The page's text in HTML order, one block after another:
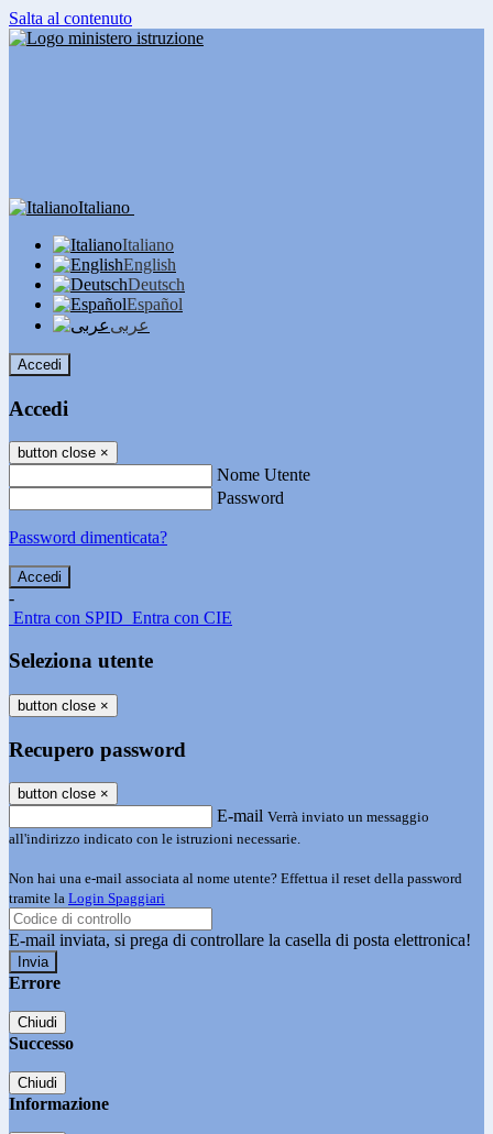
Salta al contenuto
Italiano
Italiano
English
Deutsch
Español
عربى
Accedi
Accedi
button close ×
Nome Utente
Password
Password dimenticata?
-
Entra con SPID Entra con CIE
Seleziona utente
button close ×
Recupero password
button close ×
E-mail Verrà inviato un messaggio
all'indirizzo indicato con le istruzioni necessarie.
Non hai una e-mail associata al nome utente? Effettua il reset della password
tramite la Login Spaggiari
E-mail inviata, si prega di controllare la casella di posta elettronica!
Errore
Chiudi
Successo
Chiudi
Informazione